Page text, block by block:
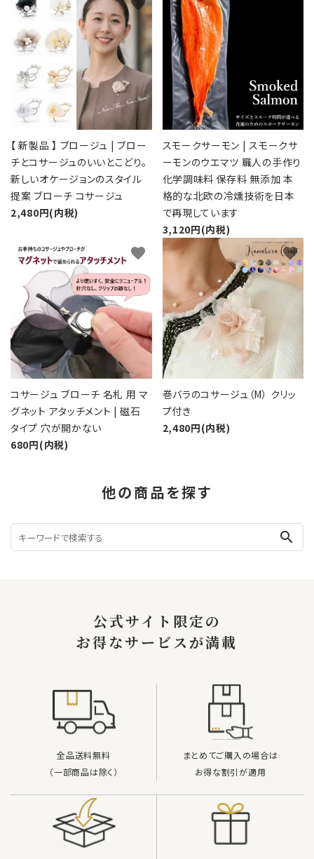
【 新製品 】 ブロージュ | ブロー
チとコサージュのいいとこどり。
新しいオケージョンのスタイル
提案 ブローチ コサージュ
2,480円(内税)
favorite
スモークサーモン | スモークサ
ーモンのウエマツ 職人の手作り
化学調味料 保存料 無添加 本
格的な北欧の冷燻技術を日本
で再現しています
3,120円(内税)
コサージュ ブローチ 名札 用 マ
グネット アタッチメント | 磁石
タイプ 穴が開かない
680円(内税)
favorite
巻バラのコサージュ（M） クリッ
プ付き
2,480円(内税)
favorite
他の商品を探す
search
公式サイト限定の
お得なサービスが満載
全品送料無料
（一部商品は除く）
まとめてご購入の場合は
お得な割引が適用